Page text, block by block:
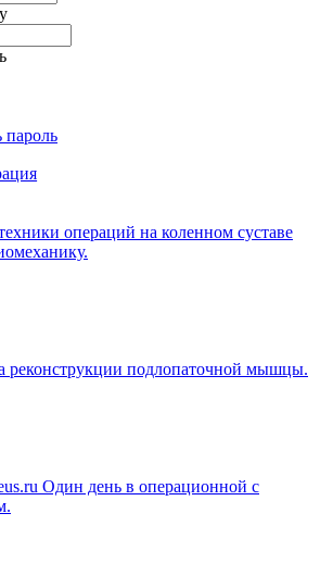
пароль
операций на коленном суставе
реконструкции подлопаточной мышцы.
Один день в операционной с